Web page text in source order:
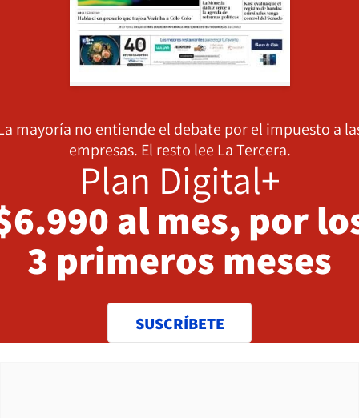
mayoría no entiende el debate por el impuesto a
empresas. El resto lee La Tercera.
Plan Digital+
al mes, por
3 primeros meses
SUSCRÍBETE